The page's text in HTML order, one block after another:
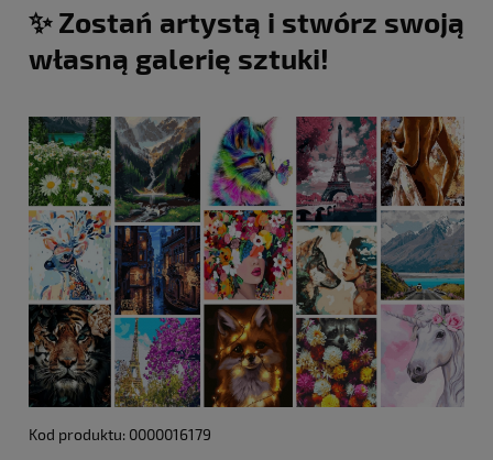
✨ Zostań artystą i stwórz swoją
własną galerię sztuki!
Kod produktu: 0000016179